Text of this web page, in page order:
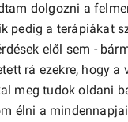
dolgozni a
pedig a terápiákat
elől sem -
rá ezekre, hogy
meg tudok oldani
élni a